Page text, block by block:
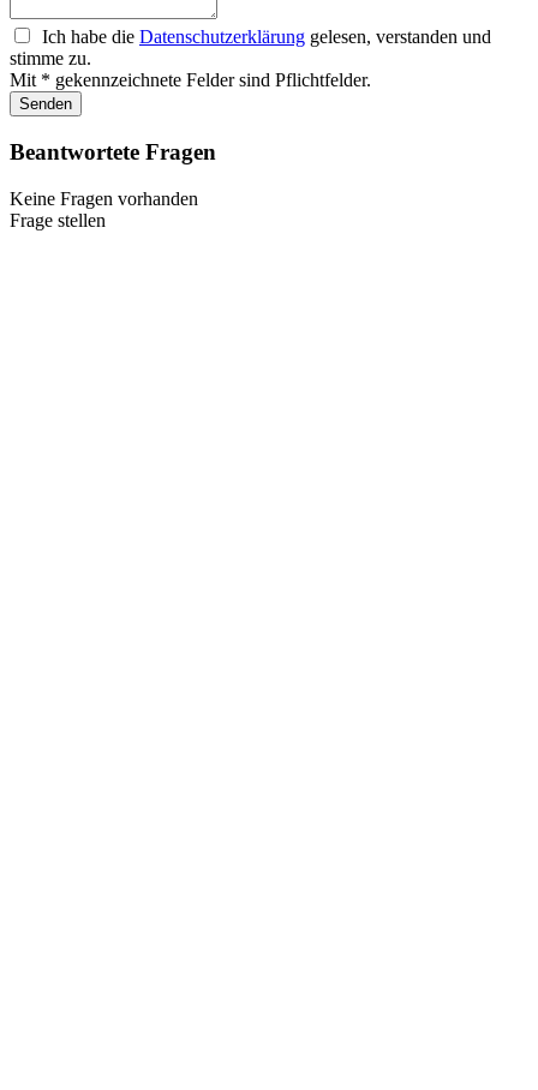
Ich habe die Datenschutzerklärung gelesen, verstanden und
stimme zu.
Mit * gekennzeichnete Felder sind Pflichtfelder.
Senden
Beantwortete Fragen
Keine Fragen vorhanden
Frage stellen